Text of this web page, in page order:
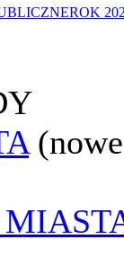
ROK
(nowe